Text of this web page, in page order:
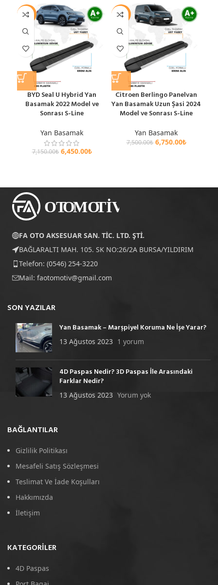
-10%
BYD Seal U Hybrid Yan
Basamak 2022 Model ve
Sonrası S-Line
Yan Basamak
7,150.00₺ 6,450.00₺
-10%
Citroen Berlingo Panelvan
Yan Basamak Uzun Şasi 2024
Model ve Sonrası S-Line
Yan Basamak
7,500.00₺ 6,750.00₺
FA OTO AKSESUAR SAN. TİC. LTD. ŞTİ.
BAĞLARALTI MAH. 105. SK NO:26/2A BURSA/YILDIRIM
Telefon: (0546) 254-3220
Mail: faotomotiv@gmail.com
SON YAZILAR
Yan Basamak – Marşpiyel Koruma Ne İşe Yarar?
13 Ağustos 2023 1 yorum
4D Paspas Nedir? 3D Paspas İle Arasındaki
Farklar Nedir?
13 Ağustos 2023 Yorum yok
BAĞLANTILAR
Gizlilik Politikası
Mesafeli Satış Sözleşmesi
Teslimat Ve İade Koşulları
Hakkımızda
İletişim
KATEGORILER
4D Paspas